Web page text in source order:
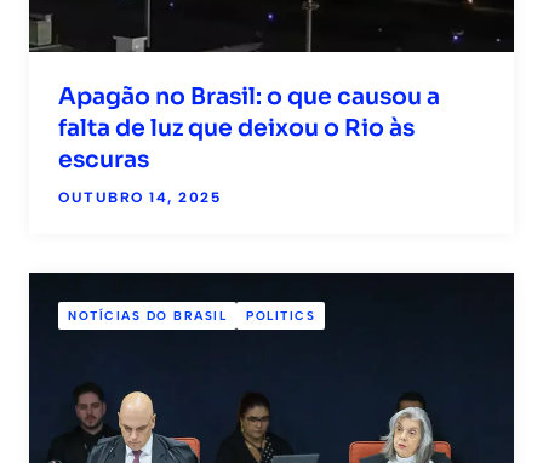
Apagão no Brasil: o que causou a
falta de luz que deixou o Rio às
escuras
OUTUBRO 14, 2025
NOTÍCIAS DO BRASIL POLITICS